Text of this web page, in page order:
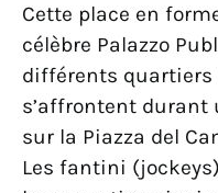
Cette place en
célèbre Palazzo
différents quartiers
s’affrontent durant
sur la Piazza del
Les fantini